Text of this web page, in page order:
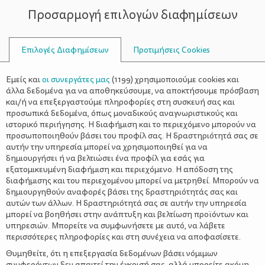
ΣΥΜΒΟΥΛΟΙ
ΝΉΠΙΟ>ΥΓΕΊΑ
Αντιβιοτικά: Πάντα με συνταγή-
και τις οδηγίες- παιδιάτρου
Προσαρμογή επιλογών διαφημίσεων
Επιλογές Διαφημίσεων Προτιμήσεις Cookies
Εμείς καιοι συνεργάτες μας (1199) χρησιμοποιούμε cookies και
άλλα δεδομένα για να αποθηκεύσουμε, να αποκτήσουμε πρόσβαση
και/ή να επεξεργαστούμε πληροφορίες στη συσκευή σας και
προσωπικά δεδομένα, όπως μοναδικούς αναγνωριστικούς και
ιστορικό περιήγησης. Η διαφήμιση και το περιεχόμενο μπορούν να
προσωποποιηθούν βάσει του προφίλ σας. Η δραστηριότητά σας σε
αυτήν την υπηρεσία μπορεί να χρησιμοποιηθεί για να
δημιουργήσει ή να βελτιώσει ένα προφίλ για εσάς για
εξατομικευμένη διαφήμιση και περιεχόμενο. Η απόδοση της
διαφήμισης και του περιεχομένου μπορεί να μετρηθεί. Μπορούν να
δημιουργηθούν αναφορές βάσει της δραστηριότητάς σας και
αυτών των άλλων. Η δραστηριότητά σας σε αυτήν την υπηρεσία
μπορεί να βοηθήσει στην ανάπτυξη και βελτίωση προϊόντων και
υπηρεσιών. Μπορείτε να συμφωνήσετε με αυτό, να λάβετε
περισσότερες πληροφορίες και στη συνέχεια να αποφασίσετε.
Θυμηθείτε, ότι η επεξεργασία δεδομένων βάσει νόμιμων